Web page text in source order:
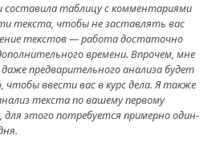
составила таблицу с комментариями
текста, чтобы не заставлять вас
текстов — работа достаточно
времени. Впрочем, мне
предварительного анализа будет
ввести вас в курс дела. Я также
текста по вашему первому
этого потребуется примерно один-